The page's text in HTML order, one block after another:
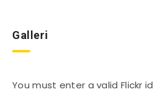
Galleri
You must enter a valid Flickr id